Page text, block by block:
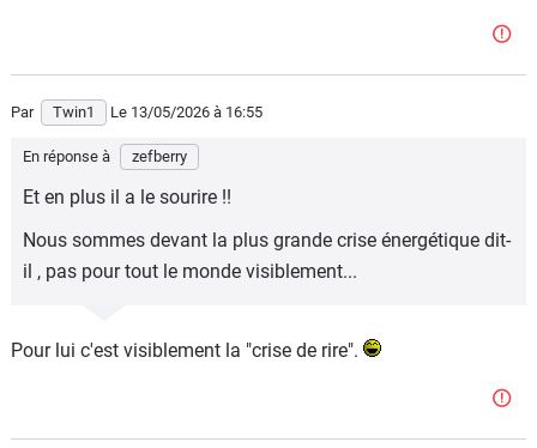
Par Twin1 Le 13/05/2026 à 16:55
En réponse à zefberry
Et en plus il a le sourire !!
Nous sommes devant la plus grande crise énergétique dit-
il , pas pour tout le monde visiblement...
Pour lui c'est visiblement la "crise de rire".